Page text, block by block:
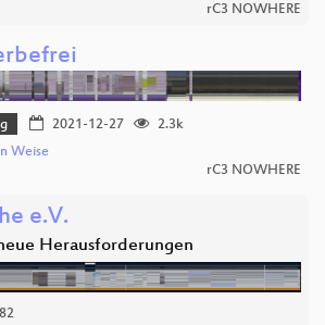
rC3 NOWHERE
2021-12-27
2.3k
Weise
rC3 NOWHERE
e.V.
Herausforderungen